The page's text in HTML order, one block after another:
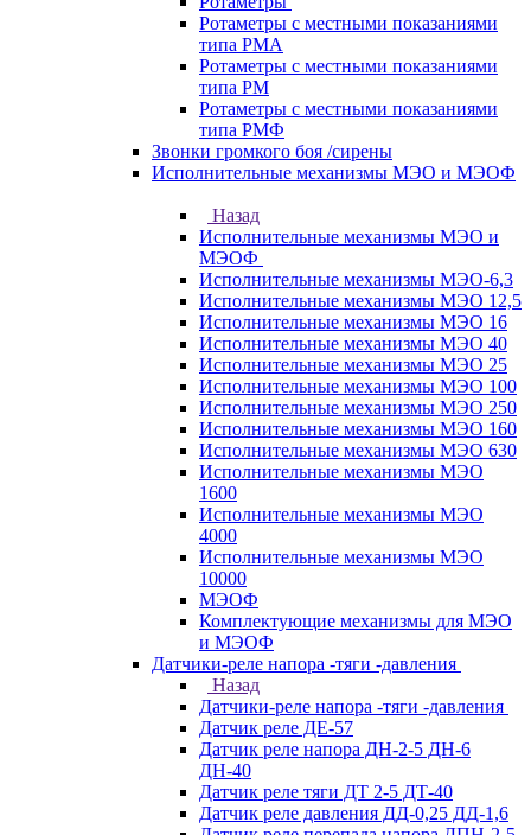
Ротаметры с местными показаниями
типа РМА
Ротаметры с местными показаниями
типа РМ
Ротаметры с местными показаниями
типа РМФ
Звонки громкого боя /сирены
Исполнительные механизмы МЭО и МЭОФ
Назад
Исполнительные механизмы МЭО и
МЭОФ
Исполнительные механизмы МЭО-6,3
Исполнительные механизмы МЭО 12,5
Исполнительные механизмы МЭО 16
Исполнительные механизмы МЭО 40
Исполнительные механизмы МЭО 25
Исполнительные механизмы МЭО 100
Исполнительные механизмы МЭО 250
Исполнительные механизмы МЭО 160
Исполнительные механизмы МЭО 630
Исполнительные механизмы МЭО
1600
Исполнительные механизмы МЭО
4000
Исполнительные механизмы МЭО
10000
МЭОФ
Комплектующие механизмы для МЭО
и МЭОФ
Датчики-реле напора -тяги -давления
Назад
Датчики-реле напора -тяги -давления
Датчик реле ДЕ-57
Датчик реле напора ДН-2-5 ДН-6
ДН-40
Датчик реле тяги ДТ 2-5 ДТ-40
Датчик реле давления ДД-0,25 ДД-1,6